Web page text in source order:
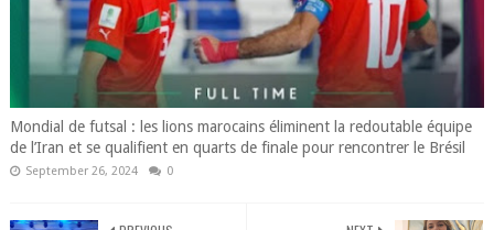
Mondial de futsal : les lions marocains éliminent la redoutable équipe
de l’Iran et se qualifient en quarts de finale pour rencontrer le Brésil
September 26, 2024 0